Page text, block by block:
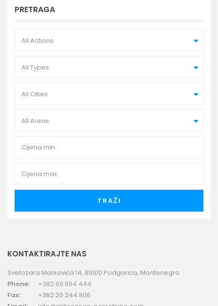
PRETRAGA
All Actions
All Types
All Cities
All Areas
TRAŽI
KONTAKTIRAJTE NAS
Svetozara Markovića 14, 81000 Podgorica, Montenegro
Phone:
+382 69 894 444
Fax:
+382 20 244 806